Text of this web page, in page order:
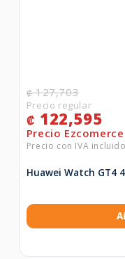
₡127,703
₡ 122,595
Huawei Watch GT4